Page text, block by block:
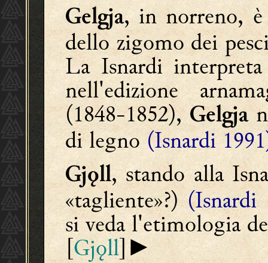
Gelgja, in norreno, è
dello zigomo dei
La Isnardi
nell'edizione
(1848-1852), Gelgja
di legno (Isnardi
Gjǫll, stando alla
«tagliente»?)(Isnardi
si veda l'etimologia
[Gjǫll]►